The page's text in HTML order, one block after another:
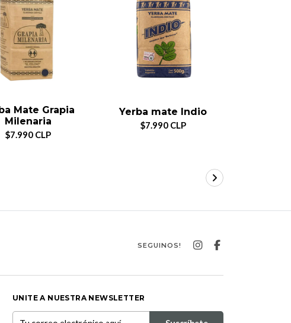
Mate Grapia
Milenaria
$7.990 CLP
Yerba mate Indio
$7.990 CLP
SEGUINOS!
UNITE A NUESTRA NEWSLETTER